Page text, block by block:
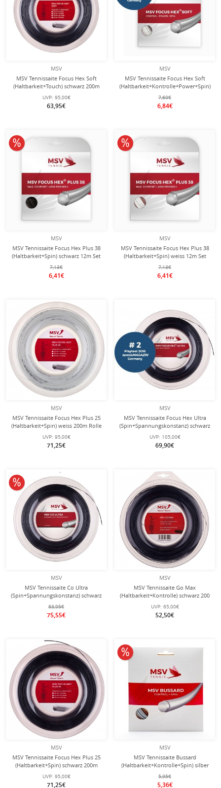
MSV
MSV Tennissaite Focus Hex Soft
(Haltbarkeit+Touch) schwarz 200m
Rolle
UVP: 95,00€
63,95€
MSV
MSV Tennissaite Focus Hex Soft
(Haltbarkeit+Kontrolle+Power+Spin)
weiss 12m Set
7,60€
6,84€
MSV
MSV Tennissaite Focus Hex Plus 38
(Haltbarkeit+Spin) schwarz 12m Set
7,13€
6,41€
10% reduziert
MSV
MSV Tennissaite Focus Hex Plus 38
(Haltbarkeit+Spin) weiss 12m Set
7,13€
6,41€
10% reduziert
MSV
MSV Tennissaite Focus Hex Plus 25
(Haltbarkeit+Spin) weiss 200m Rolle
UVP: 95,00€
71,25€
MSV
MSV Tennissaite Focus Hex Ultra
(Spin+Spannungskonstanz) schwarz
200m Rolle
UVP: 105,00€
69,90€
MSV
MSV Tennissaite Co Ultra
(Spin+Spannungskonstanz) schwarz
200m Rolle
83,95€
75,55€
10% reduziert
MSV
MSV Tennissaite Go Max
(Haltbarkeit+Kontrolle) schwarz 200
Meter Rolle
UVP: 65,00€
52,50€
MSV
MSV Tennissaite Focus Hex Plus 25
(Haltbarkeit+Spin) schwarz 200m
Rolle
UVP: 95,00€
71,25€
MSV
MSV Tennissaite Bussard
(Haltbarkeit+Kontrolle+Spin) silber
12m Set
5,95€
5,36€
10% reduziert